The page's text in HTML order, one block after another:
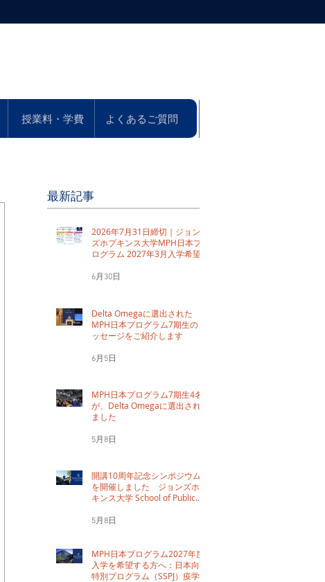
授業料・学費 よくあるご質問
最新記事
2026年7月31日締切｜ジョン
ズホプキンス大学MPH日本プ
ログラム 2027年3月入学希望
6月30日
Delta Omegaに選出された
MPH日本プログラム7期生のメ
ッセージをご紹介します
6月5日
MPH日本プログラム7期生4名
が、Delta Omegaに選出され
ました
5月8日
開講10周年記念シンポジウム
を開催しました ジョンズホプ
キンス大学 School of Public
Kyoto Spring Institute
5月8日
MPH日本プログラム2027年度
入学を希望する方へ：日本向け
特別プログラム（SSPJ）疫学コ